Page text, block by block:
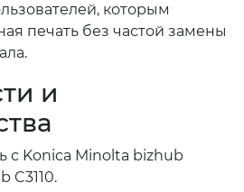
которым
печать без частой замены
и
с Konica Minolta bizhub
C3110.